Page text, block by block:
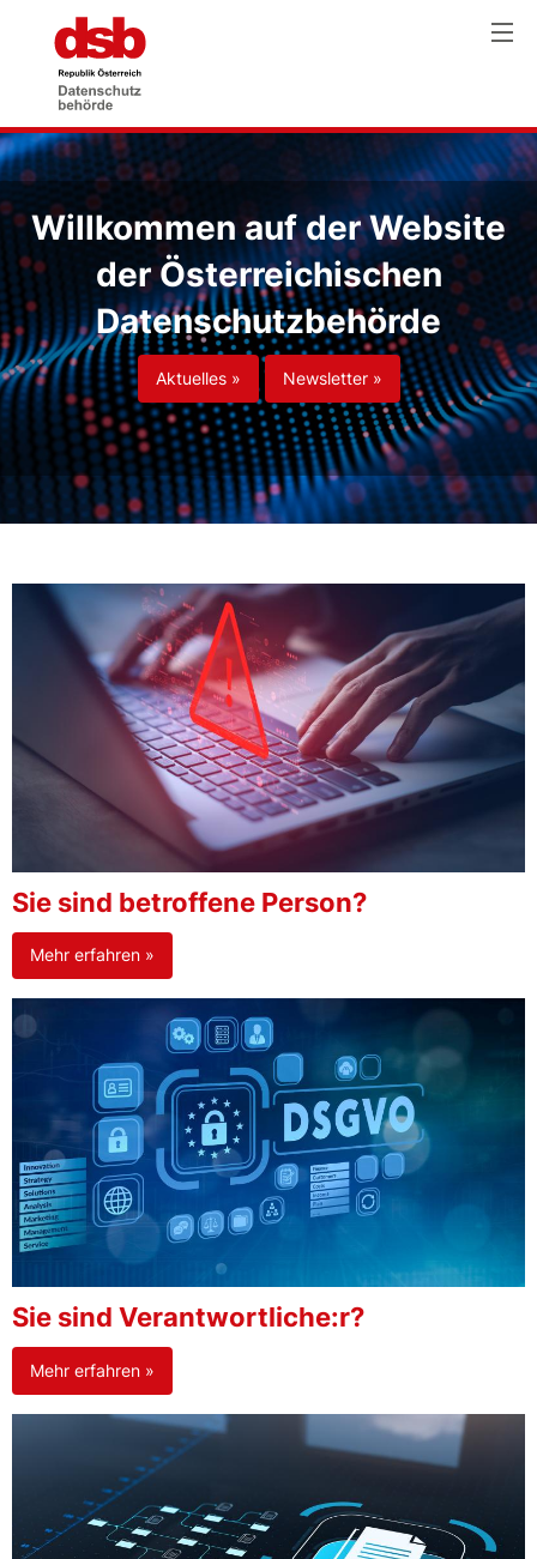
Willkommen auf der Website
der Österreichischen
Datenschutzbehörde
Aktuelles » Newsletter »
Sie sind betroffene Person?
Mehr erfahren »
Sie sind Verantwortliche:r?
Mehr erfahren »